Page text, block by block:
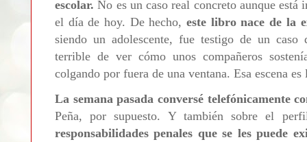
escolar. No es un caso real concreto aunque está
el día de hoy. De hecho,este libro nace de la
siendo un adolescente, fue testigo de un
terrible de ver cómo unos compañeros
colgando por fuera de una ventana. Esa escena
La semana pasada conversé telefónicamente
Peña, por supuesto. Y también sobre el
responsabilidades penales que se les puede